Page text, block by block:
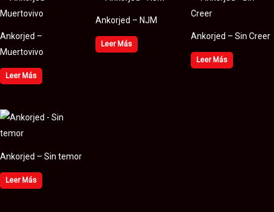
Ankorjed –
Muertovivo
Leer Más
Ankorjed – NJM
Leer Más
Ankorjed – Sin Creer
Leer Más
Ankorjed – Sin temor
Leer Más